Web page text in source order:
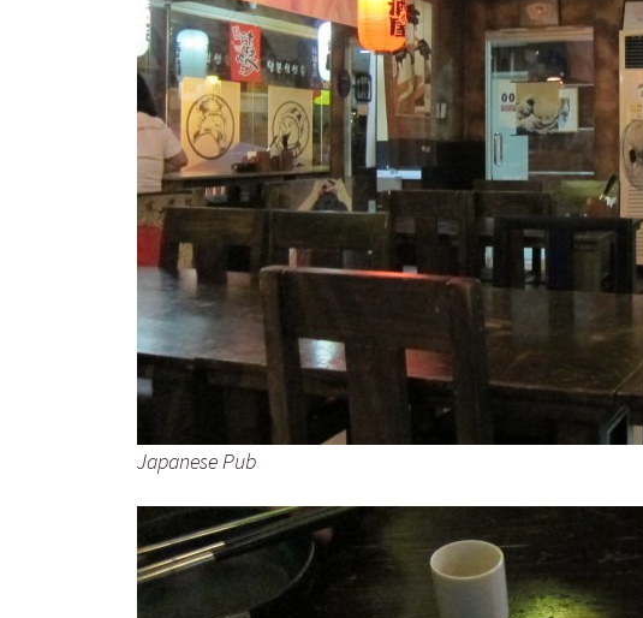
Japanese Pub